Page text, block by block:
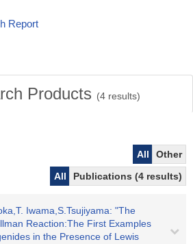
Report
Products (4results)
All
Other
All
Publications (4 results)
Iwama,S.Tsujiyama: "The
Reaction:The First Examples
in the Presence of Lewis